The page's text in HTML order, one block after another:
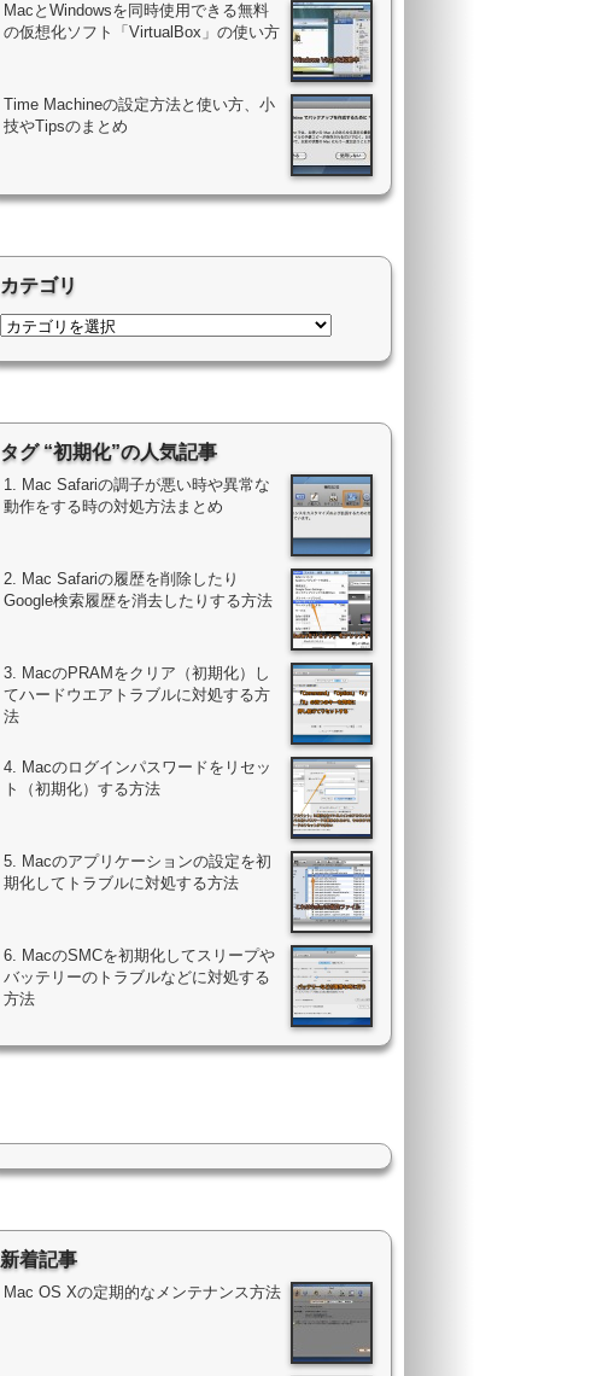
MacとWindowsを同時使用できる無料
の仮想化ソフト「VirtualBox」の使い方
Time Machineの設定方法と使い方、小
技やTipsのまとめ
カテゴリ
タグ “初期化”の人気記事
1. Mac Safariの調子が悪い時や異常な
動作をする時の対処方法まとめ
2. Mac Safariの履歴を削除したり
Google検索履歴を消去したりする方法
3. MacのPRAMをクリア（初期化）し
てハードウエアトラブルに対処する方
法
4. Macのログインパスワードをリセッ
ト（初期化）する方法
5. Macのアプリケーションの設定を初
期化してトラブルに対処する方法
6. MacのSMCを初期化してスリープや
バッテリーのトラブルなどに対処する
方法
新着記事
Mac OS Xの定期的なメンテナンス方法